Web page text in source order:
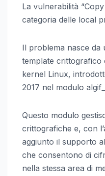
La vulnerabilità
categoria delle local
Il problema nasce
template crittografico
kernel Linux,
2017 nel modulo
Questo modulo
crittografiche e, con
aggiunto il supporto
che consentono di
nella stessa area di